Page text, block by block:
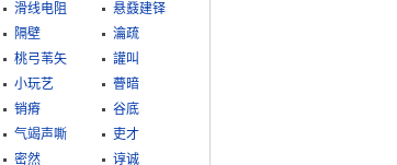
滑线电阻
悬鼗建铎
隔壁
瀹疏
桃弓苇矢
讙叫
小玩艺
瞢暗
销瘠
谷底
气竭声嘶
吏才
密然
谆诚